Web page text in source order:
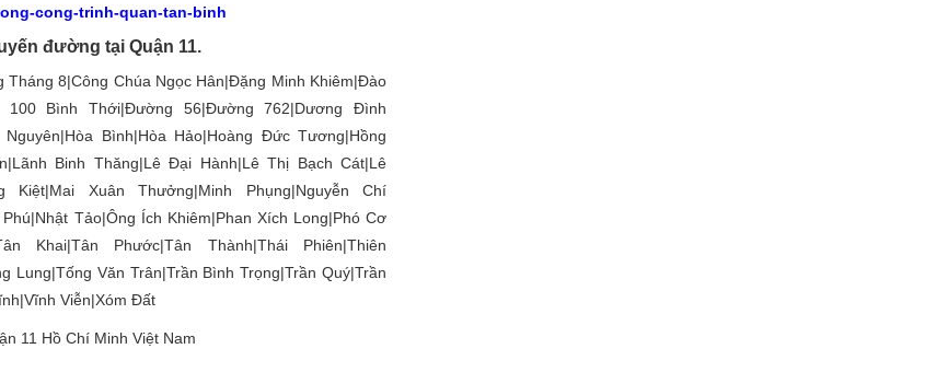
cong-trinh-quan-tan-binh
đường tại Quận 11.
8|Công Chúa Ngọc Hân|Đặng Minh Khiêm|Đào
100 Bình Thới|Đường 56|Đường 762|Dương Đình
Bình|Hòa Hảo|Hoàng Đức Tương|Hồng
Binh Thăng|Lê Đại Hành|Lê Thị Bạch Cát|Lê
Xuân Thưởng|Minh Phụng|Nguyễn Chí
Tảo|Ông Ích Khiêm|Phan Xích Long|Phó Cơ
Khai|Tân Phước|Tân Thành|Thái Phiên|Thiên
Lung|Tống Văn Trân|Trần Bình Trọng|Trần Quý|Trần
Viễn|Xóm Đất
11 Hồ Chí Minh Việt Nam